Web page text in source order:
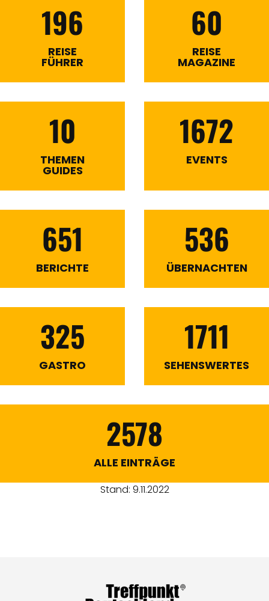
196
REISE
FÜHRER
60
REISE
MAGAZINE
10
THEMEN
GUIDES
1672
EVENTS
651
BERICHTE
536
ÜBERNACHTEN
325
GASTRO
1711
SEHENSWERTES
2578
ALLE EINTRÄGE
Stand: 9.11.2022